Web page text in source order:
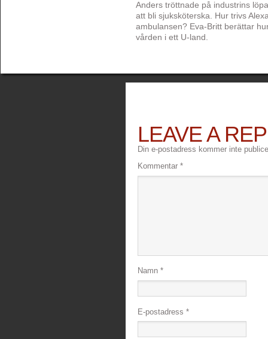
Anders tröttnade på industrins
att bli sjuksköterska. Hur trivs
ambulansen? Eva-Britt berättar
vården i ett U-land.
LEAVE A
Din e-postadress kommer inte
Kommentar *
Namn *
E-postadress *